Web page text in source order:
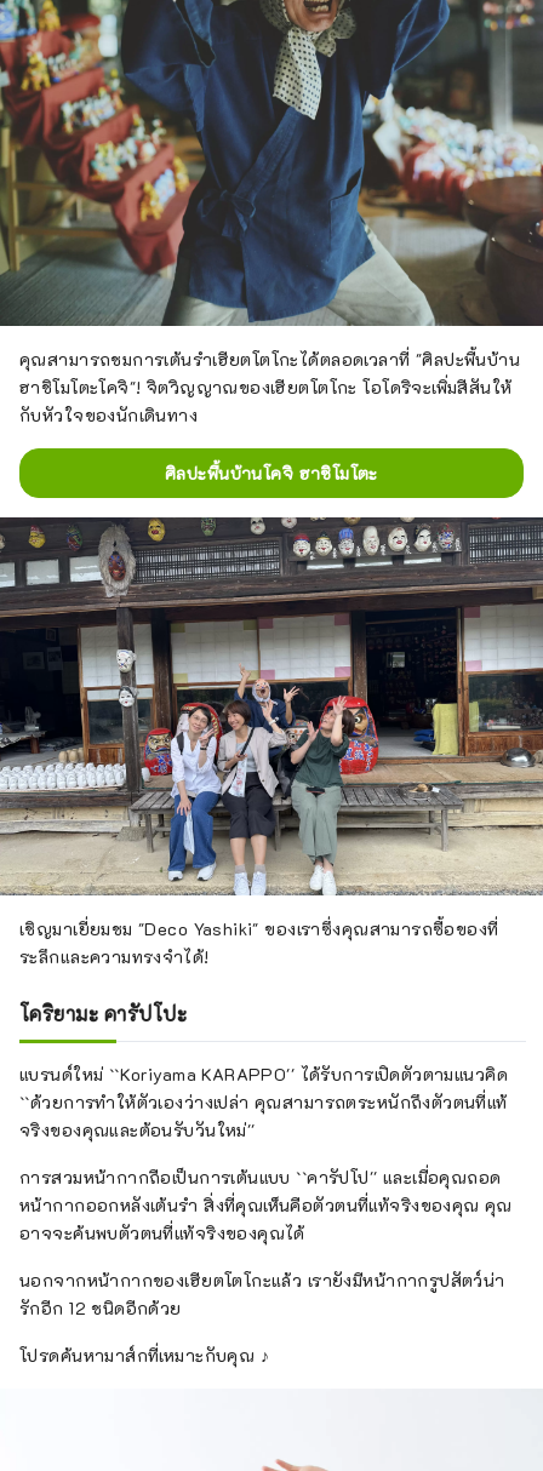
คุณสามารถชมการเต้นรำเฮียตโตโกะได้ตลอดเวลาที่ "ศิลปะพื้นบ้าน
ฮาชิโมโตะโคจิ"! จิตวิญญาณของเฮียตโตโกะ โอโดริจะเพิ่มสีสันให้
กับหัวใจของนักเดินทาง
ศิลปะพื้นบ้านโคจิ ฮาชิโมโตะ
เชิญมาเยี่ยมชม "Deco Yashiki" ของเราซึ่งคุณสามารถซื้อของที่
ระลึกและความทรงจำได้!
โคริยามะ คารัปโปะ
แบรนด์ใหม่ ``Koriyama KARAPPO'' ได้รับการเปิดตัวตามแนวคิด
``ด้วยการทำให้ตัวเองว่างเปล่า คุณสามารถตระหนักถึงตัวตนที่แท้
จริงของคุณและต้อนรับวันใหม่''
การสวมหน้ากากถือเป็นการเต้นแบบ ``คารัปโป'' และเมื่อคุณถอด
หน้ากากออกหลังเต้นรำ สิ่งที่คุณเห็นคือตัวตนที่แท้จริงของคุณ คุณ
อาจจะค้นพบตัวตนที่แท้จริงของคุณได้
นอกจากหน้ากากของเฮียตโตโกะแล้ว เรายังมีหน้ากากรูปสัตว์น่า
รักอีก 12 ชนิดอีกด้วย
โปรดค้นหามาส์กที่เหมาะกับคุณ ♪